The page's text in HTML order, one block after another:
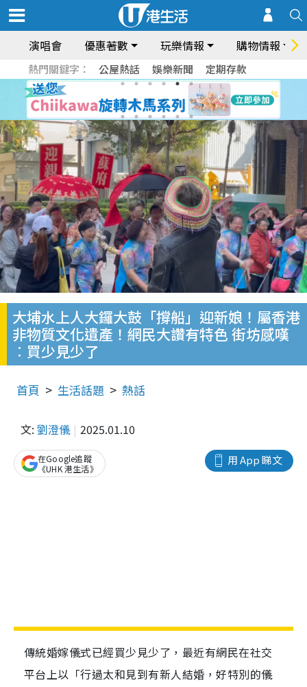
演唱會 優惠著數 玩樂情報 購物情報
熱門關鍵字： 公屋熱話 娛樂新聞 定期存款
大埔水上人大鑼大鼓「撐船」迎新娘！屬香港
非物質文化遺產！網民大讚有特色 街坊感嘆
︰買少見少了
首頁 生活話題 熱話
文: 劉澄儀 2025.01.10
用 App 睇文
在Google追蹤
《UHK 港生活》
傳統婚嫁儀式已經買少見少了，最近有網民在社交
平台上以「行過太和見到有新人結婚，好特別的儀